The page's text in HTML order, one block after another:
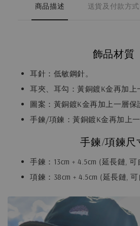
商品描述 送貨及付款方式
飾品材質
耳針：低敏鋼針。
耳夾、耳勾：黃銅鍍K金再加上
圖案：黃銅鍍K金再加上一層保
手鍊/項鍊：黃銅鍍K金再加上一
手鍊/項鍊尺
手鍊：13cm + 4.5cm (延長鏈,
項鍊：38cm + 4.5cm (延長鏈,